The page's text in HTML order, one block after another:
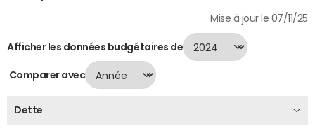
Mise à jour le 07/11/25
Afficher les données budgétaires de
Comparer avec
Dette